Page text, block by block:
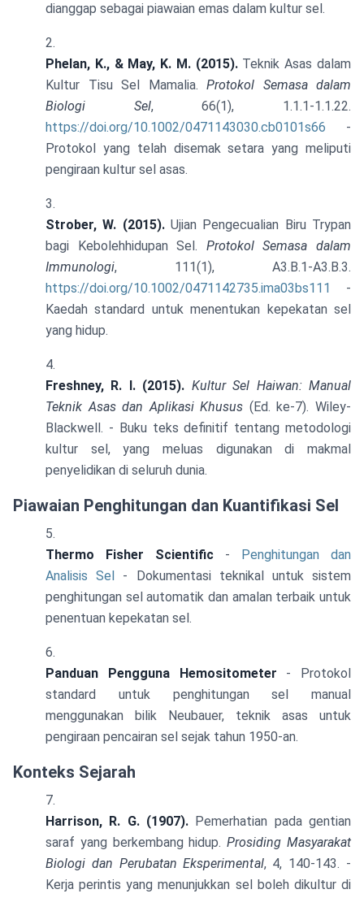
dianggap sebagai piawaian emas dalam kultur sel.
Phelan, K., & May, K. M. (2015).Teknik Asas dalam
Kultur Tisu Sel Mamalia. Protokol Semasa dalam
Biologi Sel, 66(1), 1.1.1-1.1.22.
https://doi.org/10.1002/0471143030.cb0101s66 -
Protokol yang telah disemak setara yang meliputi
pengiraan kultur sel asas.
Strober, W. (2015).Ujian Pengecualian Biru Trypan
bagi Kebolehhidupan Sel. Protokol Semasa dalam
Immunologi, 111(1), A3.B.1-A3.B.3.
https://doi.org/10.1002/0471142735.ima03bs111
-
Kaedah standard untuk menentukan kepekatan sel
yang hidup.
Freshney, R. I. (2015). Kultur Sel Haiwan: Manual
Teknik Asas dan Aplikasi Khusus (Ed. ke-7). Wiley-
Blackwell. - Buku teks definitif tentang metodologi
kultur sel, yang meluas digunakan di makmal
penyelidikan di seluruh dunia.
Piawaian Penghitungan dan Kuantifikasi Sel
Thermo Fisher Scientific -
Penghitungan dan
Analisis Sel
- Dokumentasi teknikal untuk sistem
penghitungan sel automatik dan amalan terbaik untuk
penentuan kepekatan sel.
Panduan Pengguna Hemositometer - Protokol
standard untuk penghitungan sel manual
menggunakan bilik Neubauer, teknik asas untuk
pengiraan pencairan sel sejak tahun 1950-an.
Konteks Sejarah
Harrison, R. G. (1907). Pemerhatian pada gentian
saraf yang berkembang hidup.Prosiding Masyarakat
Biologi dan Perubatan Eksperimental, 4, 140-143. -
Kerja perintis yang menunjukkan sel boleh dikultur di